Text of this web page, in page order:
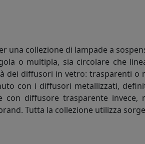
una collezione di lampade a
o multipla, sia circolare che
dei diffusori in vetro: trasparenti
con i diffusori metallizzati,
con diffusore trasparente
Tutta la collezione utilizza